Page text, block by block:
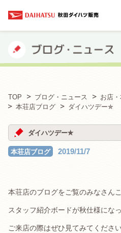
TOP ブログ・ニュース
お店
本荘店ブログ
ダイハツデー✯
ダイハツデー✯
本荘店ブログ 2019/11/7
本荘店のブログをご覧のみなさん
スタッフ紹介ボードが秋仕様にな
ご来店の際はぜひ見てみてください